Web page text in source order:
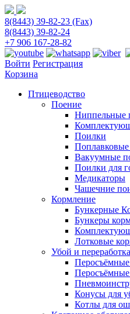
8(8443) 39-82-23 (Fax)
8(8443) 39-82-24
+7 906 167-28-82
Войти Регистрация
Корзина
Птицеводство
Поение
Ниппельные
Поилки
Вакуумные
Поилки для
Медикаторы
Чашечние
Кормление
Бункерные
Бункеры
Лотковые
Убой и переработка
Конусы для
Котлы для